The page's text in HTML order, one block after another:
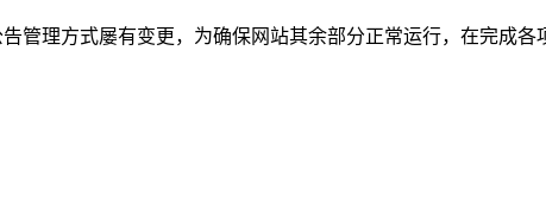
管理方式屡有变更，为确保网站其余部分正常运行，在完成